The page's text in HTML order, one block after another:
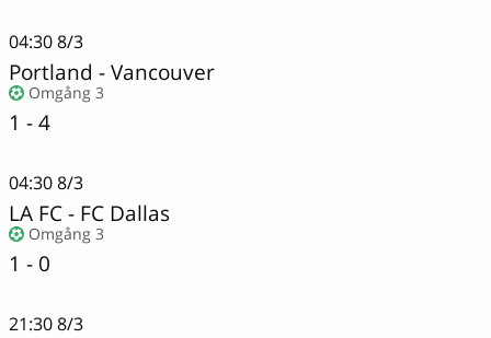
04:308/3
Portland -Vancouver
Omgång 3
1 - 4
04:308/3
LA FC- FC Dallas
Omgång 3
1 - 0
21:308/3